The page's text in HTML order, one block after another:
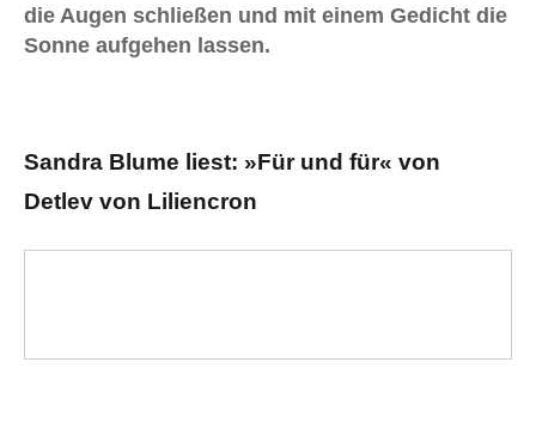
die Augen schließen und mit einem Gedicht die
Sonne aufgehen lassen.
Sandra Blume liest: »Für und für« von
Detlev von Liliencron